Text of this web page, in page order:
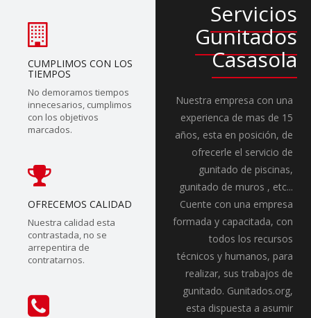
CUMPLIMOS CON LOS
TIEMPOS
No demoramos tiempos
innecesarios, cumplimos
con los objetivos
marcados.
OFRECEMOS CALIDAD
Nuestra calidad esta
contrastada, no se
arrepentira de
contratarnos.
Servicios
Gunitados
Casasola
Nuestra empresa con una
experienca de mas de 15
años, esta en posición, de
ofrecerle el servicio de
gunitado de piscinas,
gunitado de muros , etc...
Cuente con una empresa
formada y capacitada, con
todos los recursos
técnicos y humanos, para
realizar, sus trabajos de
gunitado. Gunitados.org,
esta dispuesta a asumir